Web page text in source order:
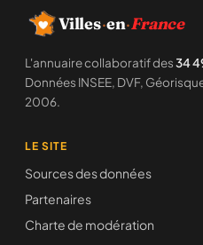
Villes·en·France
L'annuaire collaboratif des34
Données INSEE, DVF,
2006.
LE SITE
Sources des données
Partenaires
Charte de modération